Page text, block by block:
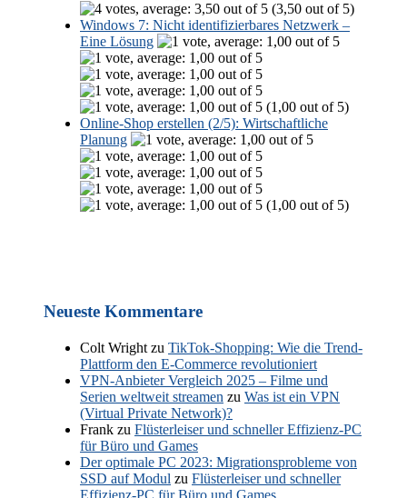
(3,50 out of 5)
Windows 7: Nicht identifizierbares Netzwerk –
Eine Lösung
(1,00 out of 5)
Online-Shop erstellen (2/5): Wirtschaftliche
Planung
(1,00 out of 5)
Neueste Kommentare
Colt Wright zu TikTok-Shopping: Wie die Trend-
Plattform den E-Commerce revolutioniert
VPN-Anbieter Vergleich 2025 – Filme und
Serien weltweit streamen zu Was ist ein VPN
(Virtual Private Network)?
Frank zu Flüsterleiser und schneller Effizienz-PC
für Büro und Games
Der optimale PC 2023: Migrationsprobleme von
SSD auf Modul zu Flüsterleiser und schneller
Effizienz-PC für Büro und Games